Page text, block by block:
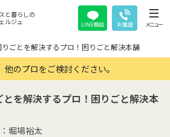
と暮らしの
ルジュ
LINE相談 お電話 メニュー
りごとを解決するプロ！困りごと解決本舗
他のプロをご検討ください。
とを解決するプロ！困りごと解決本
堀場裕太